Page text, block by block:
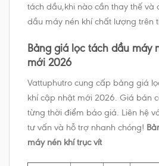
tách dầu,khi nào cần thay thế và
dầu máy nén khí chất lượng trên
Bảng giá lọc tách dầu máy
mới 2026
Vattuphutro cung cấp bảng giá
khí cập nhật mới 2026. Giá bán
từng thời điểm báo giá. Liên hệ
tư vấn và hỗ trợ nhanh chóng!
máy nén khí trục vít